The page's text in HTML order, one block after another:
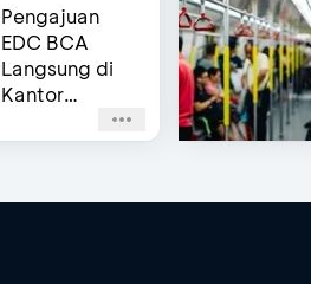
Pengajuan
EDC BCA
Langsung di
Kantor
(Same-Day